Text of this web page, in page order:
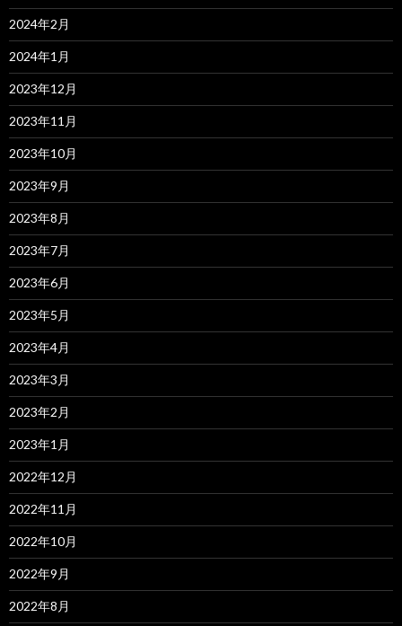
2024年2月
2024年1月
2023年12月
2023年11月
2023年10月
2023年9月
2023年8月
2023年7月
2023年6月
2023年5月
2023年4月
2023年3月
2023年2月
2023年1月
2022年12月
2022年11月
2022年10月
2022年9月
2022年8月